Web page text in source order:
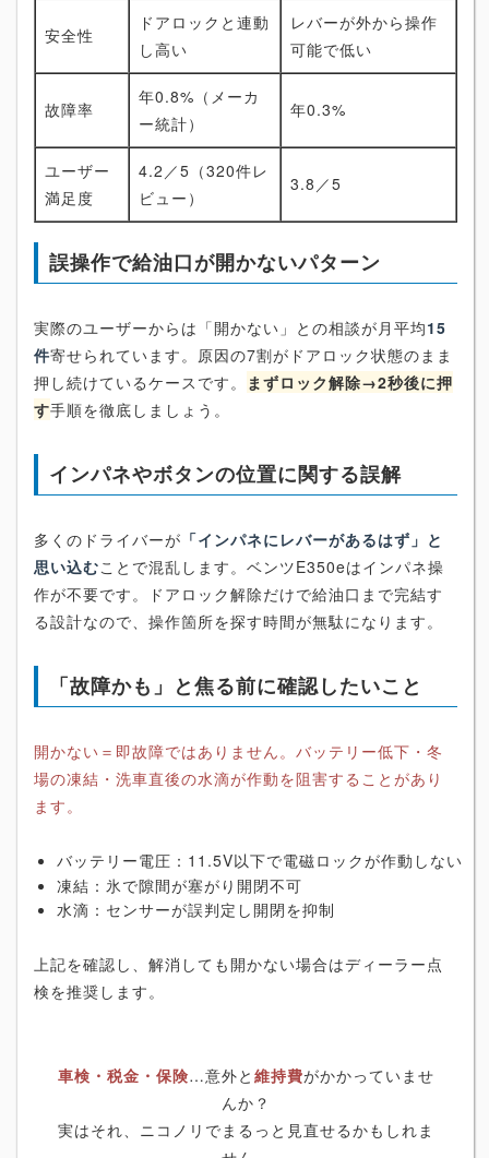
安全性
ドアロックと連動
し高い
レバーが外から操作
可能で低い
故障率
年0.8%（メーカ
ー統計）
年0.3%
ユーザー
満足度
4.2／5（320件レ
ビュー）
3.8／5
誤操作で給油口が開かないパターン
実際のユーザーからは「開かない」との相談が月平均15
件寄せられています。原因の7割がドアロック状態のまま
押し続けているケースです。 まずロック解除→2秒後に押
す手順を徹底しましょう。
インパネやボタンの位置に関する誤解
多くのドライバーが 「インパネにレバーがあるはず」と
思い込むことで混乱します。ベンツE350eはインパネ操
作が不要です。ドアロック解除だけで給油口まで完結す
る設計なので、操作箇所を探す時間が無駄になります。
「故障かも」と焦る前に確認したいこと
開かない＝即故障ではありません。バッテリー低下・冬
場の凍結・洗車直後の水滴が作動を阻害することがあり
ます。
バッテリー電圧：11.5V以下で電磁ロックが作動しない
凍結：氷で隙間が塞がり開閉不可
水滴：センサーが誤判定し開閉を抑制
上記を確認し、解消しても開かない場合はディーラー点
検を推奨します。
車検・税金・保険…意外と 維持費がかかっていませ
んか？
実はそれ、ニコノリでまるっと見直せるかもしれま